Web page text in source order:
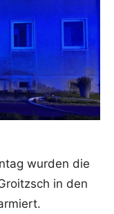
wurden die
in den